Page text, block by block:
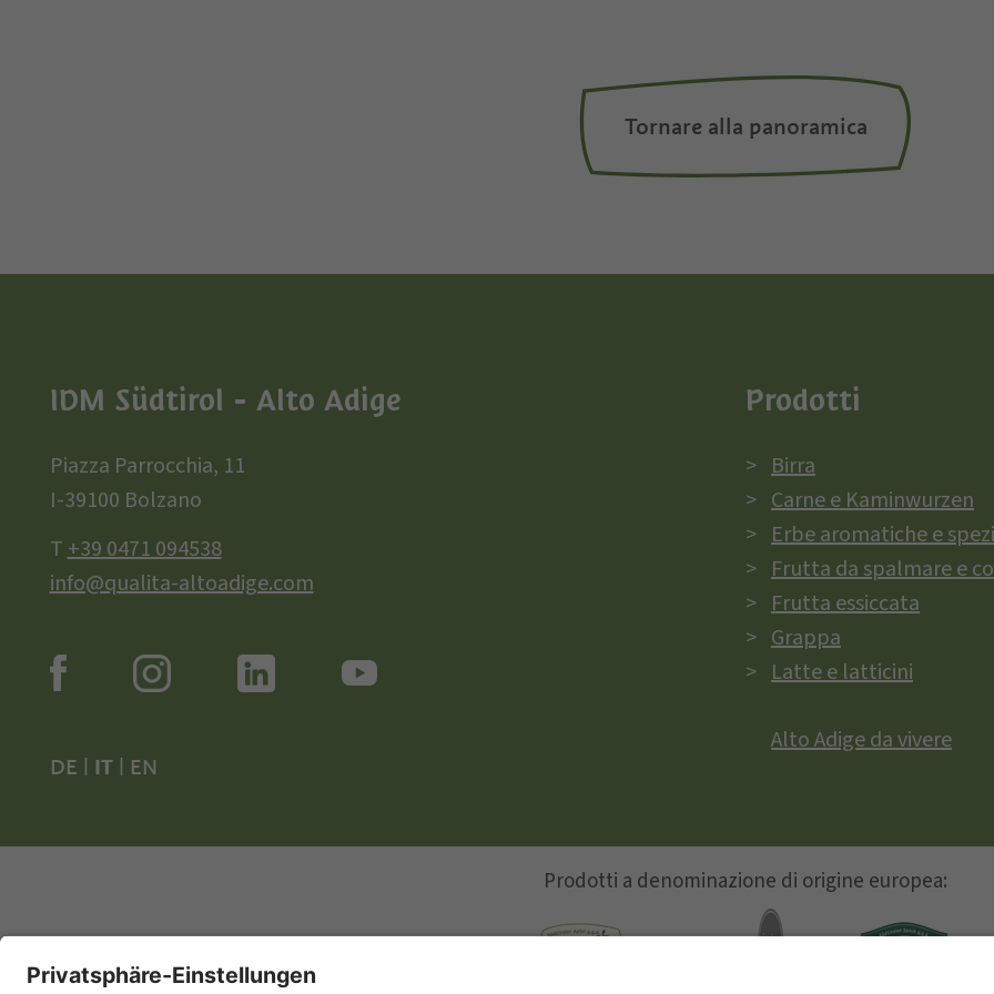
Tornare alla panoramica
IDM Südtirol - Alto Adige
Piazza Parrocchia, 11
I-39100 Bolzano
T+39 0471 094538
info@qualita-altoadige.com
DE IT| EN
Prodotti
Birra
Carne e Kaminwurzen
Erbe aromatiche e
Frutta da spalmare e
Frutta essiccata
Grappa
Latte e latticini
Alto Adige da vivere
Prodotti a denominazione di origine europea: